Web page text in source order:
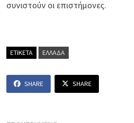
συνιστούν οι επιστήμονες.
ΕΤΙΚΕΤΑ ΕΛΛΑΔΑ
SHARE SHARE